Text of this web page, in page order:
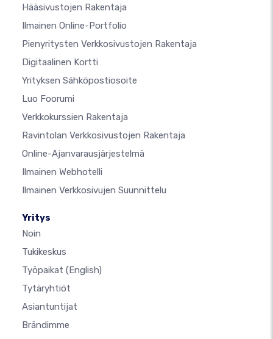
Hääsivustojen Rakentaja
Ilmainen Online-Portfolio
Pienyritysten Verkkosivustojen Rakentaja
Digitaalinen Kortti
Yrityksen Sähköpostiosoite
Luo Foorumi
Verkkokurssien Rakentaja
Ravintolan Verkkosivustojen Rakentaja
Online-Ajanvarausjärjestelmä
Ilmainen Webhotelli
Ilmainen Verkkosivujen Suunnittelu
Yritys
Noin
Tukikeskus
Työpaikat (English)
Tytäryhtiöt
Asiantuntijat
Brändimme